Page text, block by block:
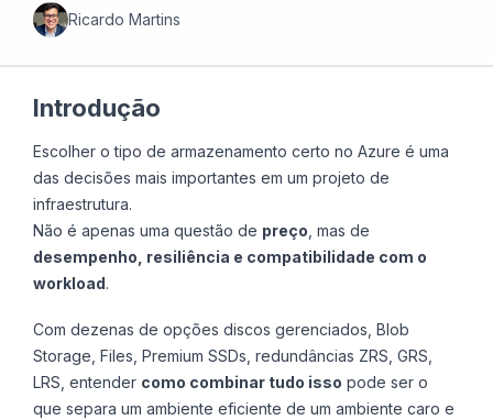
Ricardo Martins
Introdução
Escolher o tipo de armazenamento certo no Azure é uma
das decisões mais importantes em um projeto de
infraestrutura.
Não é apenas uma questão de preço , mas de
desempenho, resiliência e compatibilidade com o
workload.
Com dezenas de opções discos gerenciados, Blob
Storage, Files, Premium SSDs, redundâncias ZRS, GRS,
LRS, entender como combinar tudo isso pode ser o
que separa um ambiente eficiente de um ambiente caro e